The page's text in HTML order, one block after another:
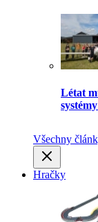
Létat
Všechny
Hračky